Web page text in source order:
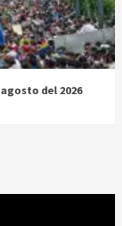
del 2026